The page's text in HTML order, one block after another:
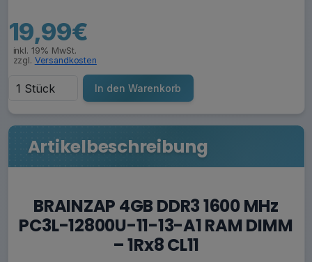
19,99€
inkl. 19% MwSt.
zzgl. Versandkosten
In den Warenkorb
Artikelbeschreibung
BRAINZAP 4GB DDR3 1600 MHz
PC3L-12800U-11-13-A1 RAM DIMM
– 1Rx8 CL11